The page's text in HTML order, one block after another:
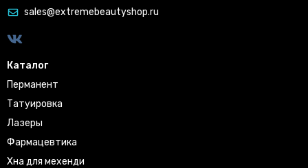
sales@extremebeautyshop.ru
Каталог
Перманент
Татуировка
Лазеры
Фармацевтика
Хна для мехенди